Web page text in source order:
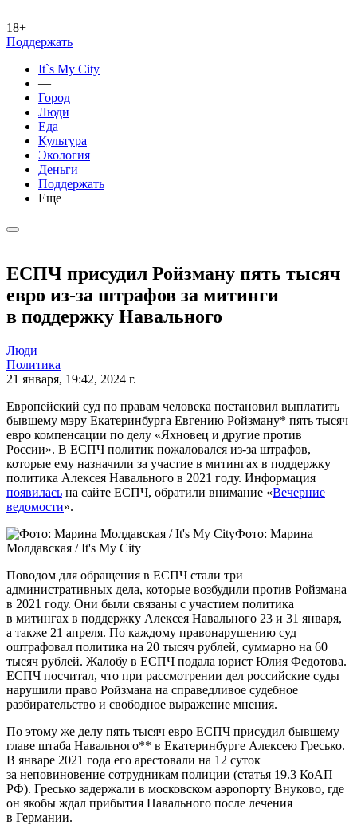
18+
Поддержать
It`s My City
—
Город
Люди
Еда
Культура
Экология
Деньги
Поддержать
Еще
ЕСПЧ присудил Ройзману пять тысяч
евро из-за штрафов за митинги
в поддержку Навального
Люди
Политика
21 января, 19:42, 2024 г.
Европейский суд по правам человека постановил выплатить
бывшему мэру Екатеринбурга Евгению Ройзману* пять тысяч
евро компенсации по делу «Яхновец и другие против
России». В ЕСПЧ политик пожаловался из-за штрафов,
которые ему назначили за участие в митингах в поддержку
политика Алексея Навального в 2021 году. Информация
появилась на сайте ЕСПЧ, обратили внимание «Вечерние
ведомости».
Фото: Марина
Молдавская / It's My City
Поводом для обращения в ЕСПЧ стали три
административных дела, которые возбудили против Ройзмана
в 2021 году. Они были связаны с участием политика
в митингах в поддержку Алексея Навального 23 и 31 января,
а также 21 апреля. По каждому правонарушению суд
оштрафовал политика на 20 тысяч рублей, суммарно на 60
тысяч рублей. Жалобу в ЕСПЧ подала юрист Юлия Федотова.
ЕСПЧ посчитал, что при рассмотрении дел российские суды
нарушили право Ройзмана на справедливое судебное
разбирательство и свободное выражение мнения.
По этому же делу пять тысяч евро ЕСПЧ присудил бывшему
главе штаба Навального** в Екатеринбурге Алексею Гресько.
В январе 2021 года его арестовали на 12 суток
за неповиновение сотрудникам полиции (статья 19.3 КоАП
РФ). Гресько задержали в московском аэропорту Внуково, где
он якобы ждал прибытия Навального после лечения
в Германии.